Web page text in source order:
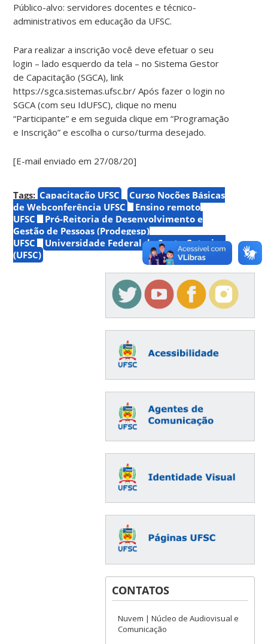
Público-alvo: servidores docentes e técnico-
administrativos em educação da UFSC.
Para realizar a inscrição você deve efetuar o seu
login – lado esquerdo da tela – no Sistema Gestor
de Capacitação (SGCA), link
https://sgca.sistemas.ufsc.br/ Após fazer o login no
SGCA (com seu IdUFSC), clique no menu
“Participante” e em seguida clique em “Programação
e Inscrição” e escolha o curso/turma desejado.
[E-mail enviado em 27/08/20]
Tags: Capacitação UFSC
Curso Noções Básicas
de Webconferência UFSC
Ensino remoto
UFSC
Pró-Reitoria de Desenvolvimento e
Gestão de Pessoas (Prodegesp)
UFSC
Universidade Federal de Santa Catarina
(UFSC)
CONTATOS
Nuvem | Núcleo de Audiovisual e
Comunicação